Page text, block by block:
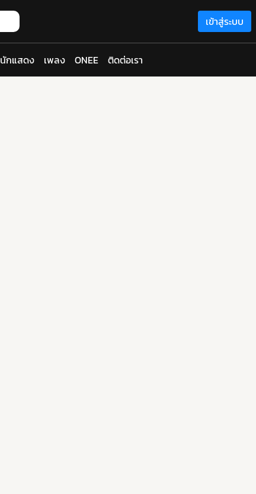
เข้าสู่ระบบ
นักแสดง เพลง ONEE ติดต่อเรา